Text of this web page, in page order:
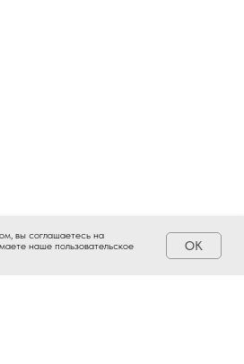
вы соглашаетесь на
наше пользовательское
ОК